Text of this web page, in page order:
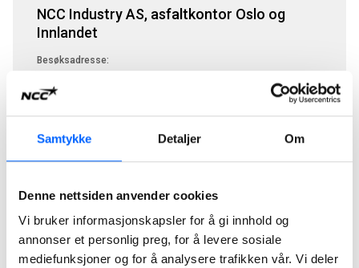
Samtykke Detaljer Om
Denne nettsiden anvender cookies
Vi bruker informasjonskapsler for å gi innhold og
annonser et personlig preg, for å levere sosiale
mediefunksjoner og for å analysere trafikken vår. Vi deler
NCC Industry AS, asfaltkontor Oslo og
Innlandet
Besøksadresse:
Postadresse:
Østre Aker vei 17, 0581 Oslo
Telefon:
NCC sentralbord: +47 22 98 68 00